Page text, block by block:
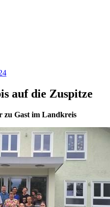
auf die Zuspitze
zu Gast im Landkreis